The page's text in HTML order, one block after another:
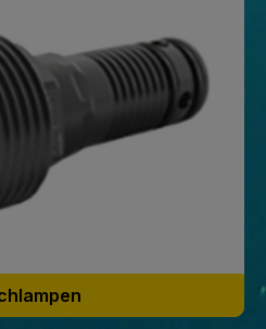
auf dem Glas garantiert einen
Maske mit gehärtetem Glas und
Sichtfeld gewährleistet.Low-
Schnalle direkt in den
schnelle, sichere und präzise
für Taucher aller Levels sowie
aktiviere ich die Pura Antifog